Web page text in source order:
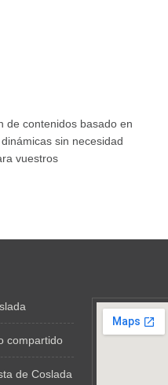
de contenidos basado en
sin necesidad
vuestros
compartido
de Coslada